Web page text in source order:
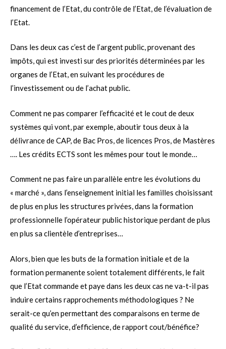
financement de l’Etat, du contrôle de l’Etat, de l’évaluation de
l’Etat.
Dans les deux cas c’est de l’argent public, provenant des
impôts, qui est investi sur des priorités déterminées par les
organes de l’Etat, en suivant les procédures de
l’investissement ou de l’achat public.
Comment ne pas comparer l’efficacité et le cout de deux
systèmes qui vont, par exemple, aboutir tous deux à la
délivrance de CAP, de Bac Pros, de licences Pros, de Mastères
…. Les crédits ECTS sont les mêmes pour tout le monde…
Comment ne pas faire un parallèle entre les évolutions du
« marché », dans l’enseignement initial les familles choisissant
de plus en plus les structures privées, dans la formation
professionnelle l’opérateur public historique perdant de plus
en plus sa clientèle d’entreprises…
Alors, bien que les buts de la formation initiale et de la
formation permanente soient totalement différents, le fait
que l’Etat commande et paye dans les deux cas ne va-t-il pas
induire certains rapprochements méthodologiques ? Ne
serait-ce qu’en permettant des comparaisons en terme de
qualité du service, d’efficience, de rapport cout/bénéfice?